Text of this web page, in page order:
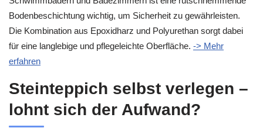
Bodenbeschichtung wichtig, um Sicherheit zu gewährleisten.
Die Kombination aus Epoxidharz und Polyurethan sorgt dabei
für eine langlebige und pflegeleichte Oberfläche. -> Mehr
erfahren
Steinteppich selbst verlegen –
lohnt sich der Aufwand?